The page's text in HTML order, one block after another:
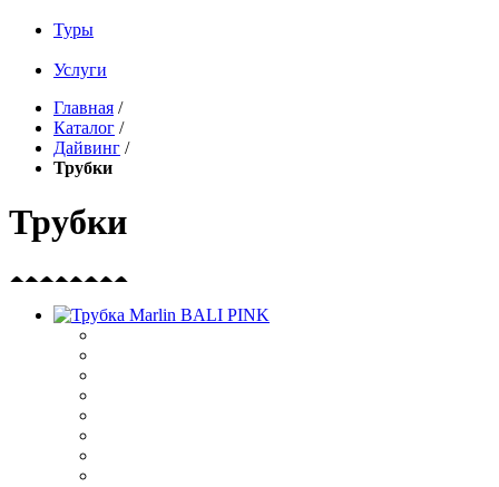
Туры
Услуги
Главная /
Каталог /
Дайвинг /
Трубки
Трубки